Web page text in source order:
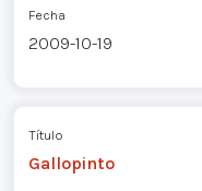
Fecha
2009-10-19
Título
Gallopinto